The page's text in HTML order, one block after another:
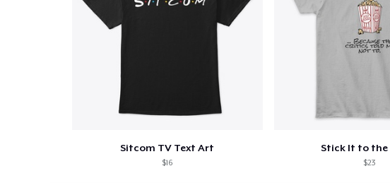
Sitcom TV Text Art
$16
Stick It to the
$23